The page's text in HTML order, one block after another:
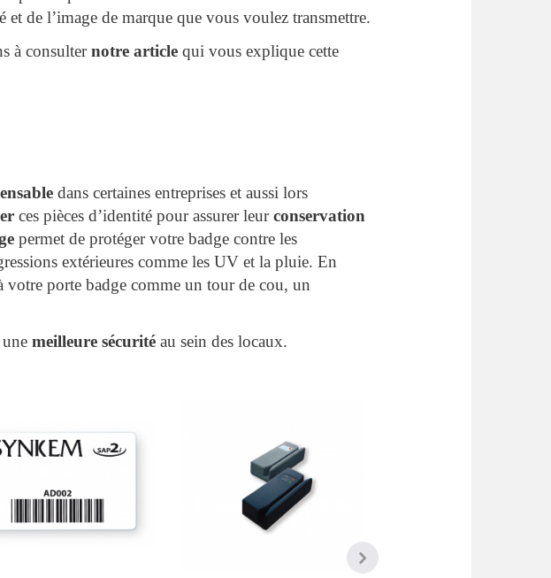
de l’image de marque que vous voulez transmettre.
à consulternotre article qui vous explique cette
dans certaines entreprises et aussi lors
ces pièces d’identité pour assurer leurconservation
permet de protéger votre badge contre les
extérieures comme les UV et la pluie. En
votre porte badge comme un tour de cou, un
une meilleure sécurité au sein des locaux.